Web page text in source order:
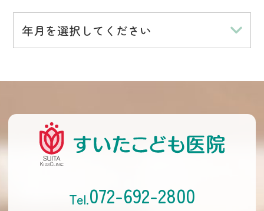
年月を選択してください
072-692-2800